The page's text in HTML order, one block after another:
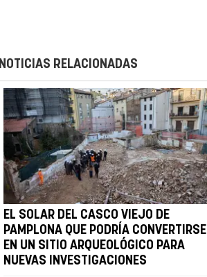
NOTICIAS RELACIONADAS
EL SOLAR DEL CASCO VIEJO DE
PAMPLONA QUE PODRÍA CONVERTIRSE
EN UN SITIO ARQUEOLÓGICO PARA
NUEVAS INVESTIGACIONES